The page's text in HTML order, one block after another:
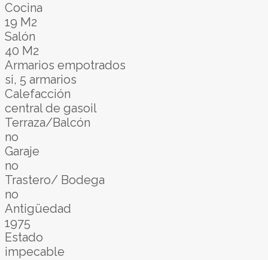
Cocina
19 M2
Salón
40 M2
Armarios empotrados
si, 5 armarios
Calefacción
central de gasoil
Terraza/Balcón
no
Garaje
no
Trastero/ Bodega
no
Antigüedad
1975
Estado
impecable